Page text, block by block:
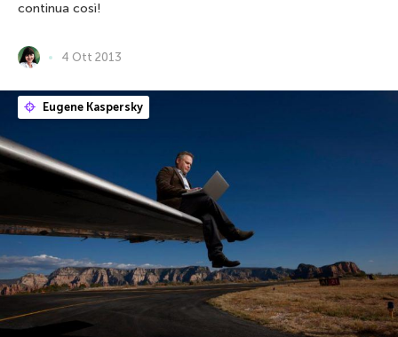
continua così!
4 Ott 2013
Eugene Kaspersky